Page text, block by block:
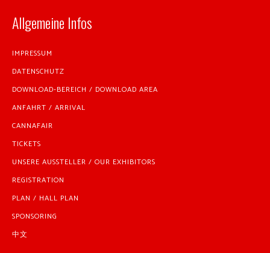
Allgemeine Infos
IMPRESSUM
DATENSCHUTZ
DOWNLOAD-BEREICH / DOWNLOAD AREA
ANFAHRT / ARRIVAL
CANNAFAIR
TICKETS
UNSERE AUSSTELLER / OUR EXHIBITORS
REGISTRATION
PLAN / HALL PLAN
SPONSORING
中文